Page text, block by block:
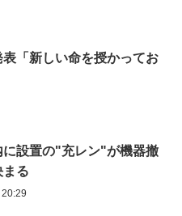
「新しい命を授かってお
設置の"充レン"が機器撤
る